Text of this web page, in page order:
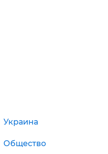
Украина
Общество